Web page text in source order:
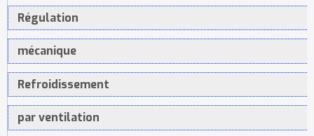
Régulation
mécanique
Refroidissement
par ventilation